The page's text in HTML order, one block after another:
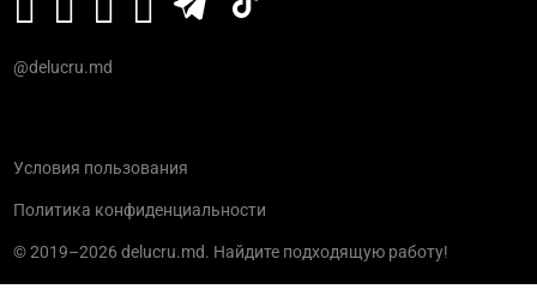
@delucru.md
© 2019–2026 delucru.md. Найдите подходящую работу!
Условия пользования
Политика конфиденциальности